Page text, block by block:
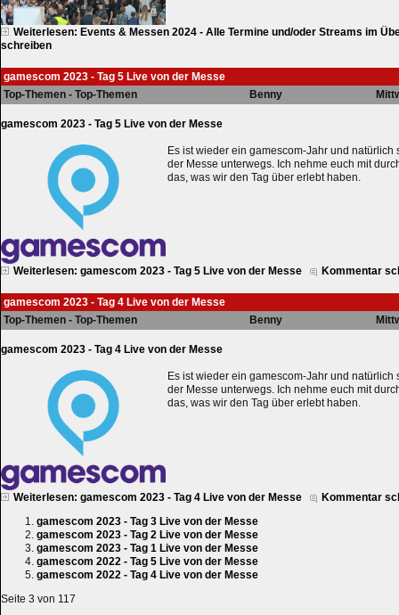
Weiterlesen: Events & Messen 2024 - Alle Termine und/oder Streams im
schreiben
gamescom 2023 - Tag 5 Live von der Messe
Top-Themen - Top-Themen
Benny
gamescom 2023 - Tag 5 Live von der Messe
Es ist wieder ein gamescom-Jahr und natürlich
der Messe unterwegs. Ich nehme euch mit
das, was wir den Tag über erlebt haben.
Weiterlesen: gamescom 2023 - Tag 5 Live von der Messe Kommentar
gamescom 2023 - Tag 4 Live von der Messe
Top-Themen - Top-Themen
Benny
gamescom 2023 - Tag 4 Live von der Messe
Es ist wieder ein gamescom-Jahr und natürlich
der Messe unterwegs. Ich nehme euch mit
das, was wir den Tag über erlebt haben.
Weiterlesen: gamescom 2023 - Tag 4 Live von der Messe
Kommentar
gamescom 2023 - Tag 3 Live von der Messe
gamescom 2023 - Tag 2 Live von der Messe
gamescom 2023 - Tag 1 Live von der Messe
gamescom 2022 - Tag 5 Live von der Messe
gamescom 2022 - Tag 4 Live von der Messe
Seite 3 von 117